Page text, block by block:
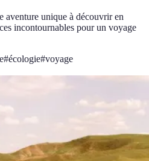
aventure unique à découvrir en
incontournables pour un voyage
#écologie#voyage